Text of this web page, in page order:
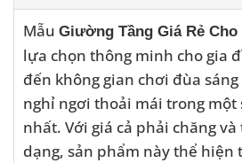
Mẫu Giường Tầng Giá Rẻ Cho
lựa chọn thông minh cho gia
đến không gian chơi đùa
nghỉ ngơi thoải mái trong một
nhất. Với giá cả phải chăng
dạng, sản phẩm này thể